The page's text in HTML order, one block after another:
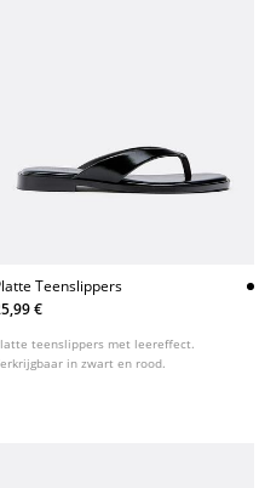
Teenslippers
€
teenslippers met leereffect.
in zwart en rood.